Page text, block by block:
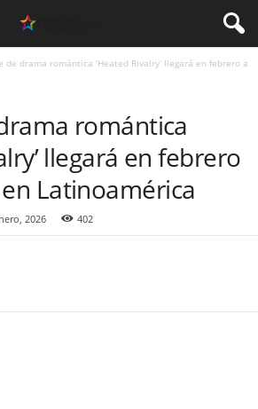
de drama romántica ‘Heated Rivalry’ llegará en febrero a
romántica
llegará en febrero
Latinoamérica
2026 402